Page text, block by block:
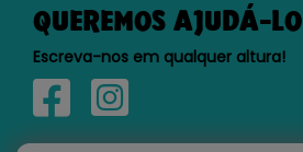
QUEREMOS AJUDÁ-LO
Escreva-nos em qualquer altura!